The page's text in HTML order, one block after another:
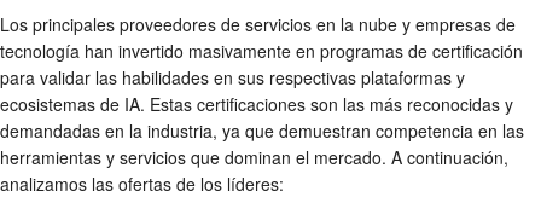
Los principales proveedores de servicios en la nube y empresas de
tecnología han invertido masivamente en programas de certificación
para validar las habilidades en sus respectivas plataformas y
ecosistemas de IA. Estas certificaciones son las más reconocidas y
demandadas en la industria, ya que demuestran competencia en las
herramientas y servicios que dominan el mercado. A continuación,
analizamos las ofertas de los líderes: